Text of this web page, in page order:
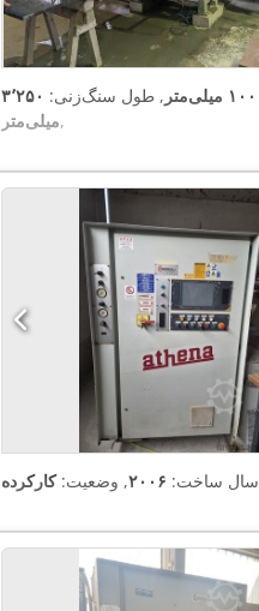
۱۰۰ میلی‌متر , طول سنگ‌زنی: ۳٬۲۵۰
میلی‌متر,
سال ساخت: ۲۰۰۶, وضعیت:کارکرده